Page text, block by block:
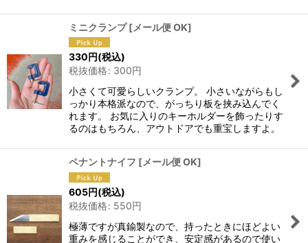
ミニクランプ [メール便 OK]
330円(税込)
税抜価格: 300円
小さくて可愛らしいクランプ。 小さいながらもし
っかり本格派なので、がっちり板を挟み込んでく
れます。 お気に入りのキーホルダーを飾ったりす
るのはもちろん、アウトドアでも重宝しますよ。
ペナントナイフ [メール便 OK]
605円(税込)
税抜価格: 550円
極薄ですが真鍮製なので、持ったときにほどよい
重みを感じることができ、安定感があるので使い